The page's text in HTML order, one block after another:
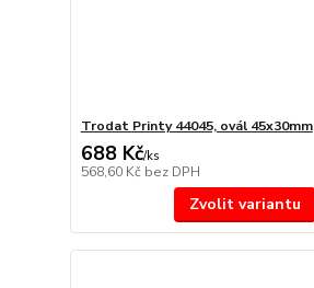
Trodat Printy 44045, ovál 45x30mm
688 Kč/ks
568,60 Kč bez DPH
Zvolit variantu